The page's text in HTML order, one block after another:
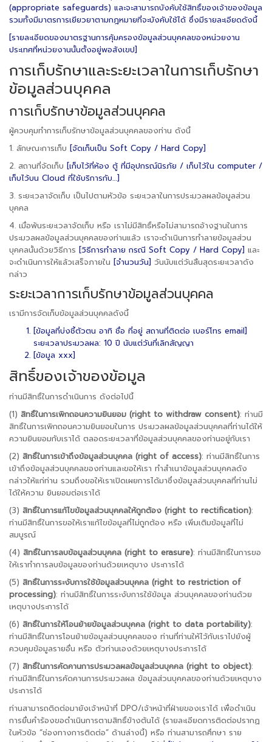
(appropriate safeguards) และจะสามารถบังคับใช้สิทธิ์ของเจ้าของข้อมูล
รวมทั้งมีมาตรการเยียวยาตามกฎหมายที่จะบังคับใช้ได้ ซึ่งมีรายละเอียดดังนี้
[รายละเอียดของมาตรฐานการคุ้มครองข้อมูลส่วนบุคคลของหน่วยงาน
ประเทศที่หน่วยงานนั้นตั้งอยู่พอสังเขป]
การเก็บรักษาและระยะเวลาในการเก็บรักษา
ข้อมูลส่วนบุคคล
การเก็บรักษาข้อมูลส่วนบุคคล
ผู้ควบคุมทำการเก็บรักษาข้อมูลส่วนบุคคลของท่าน ดังนี้
1. ลักษณะการเก็บ [จัดเก็บเป็น Soft Copy / Hard Copy]
2. สถานที่จัดเก็บ [เก็บไว้ที่ห้อง ตู้ ที่มีอุปกรณ์นิรภัย / เก็บไว้ใน computer /
เก็บไว้บน Cloud ที่ใช้บริการกับ…]
3. ระยะเวลาจัดเก็บ เป็นไปตามหัวข้อ ระยะเวลาในการประมวลผลข้อมูลส่วน
บุคคล
4. เมื่อพ้นระยะเวลาจัดเก็บ หรือ เราไม่มีสิทธิ์หรือไม่สามารถอ้างฐานในการ
ประมวลผลข้อมูลส่วนบุคคลของท่านแล้ว เราจะดำเนินการทำลายข้อมูลส่วน
บุคคลนั้นด้วยวิธีการ [วิธีการทำลาย กรณี Soft Copy / Hard Copy] และ
จะดำเนินการให้แล้วเสร็จภายใน [จำนวนวัน] วันนับแต่วันสิ้นสุดระยะเวลาดัง
กล่าว
ระยะเวลาการเก็บรักษาข้อมูลส่วนบุคคล
เรามีการจัดเก็บข้อมูลส่วนบุคคลดังนี้
[ข้อมูลที่บ่งชี้ตัวตน อาทิ ชื่อ ที่อยู่ สถานที่ติดต่อ เบอร์โทร email]
ระยะเวลาประมวลผล: 10 ปี นับแต่วันที่เลิกสัญญา
[ข้อมูล xxx]
สิทธิ์ของเจ้าของข้อมูล
ท่านมีสิทธิ์ในการดำเนินการ ดังต่อไปนี้
(1) สิทธิ์ในการเพิกถอนความยินยอม (right to withdraw consent): ท่านมี
สิทธิ์ในการเพิกถอนความยินยอมในการ ประมวลผลข้อมูลส่วนบุคคลที่ท่านได้ให้
ความยินยอมกับเราได้ ตลอดระยะเวลาที่ข้อมูลส่วนบุคคลของท่านอยู่กับเรา
(2) สิทธิ์ในการเข้าถึงข้อมูลส่วนบุคคล (right of access): ท่านมีสิทธิ์ในการ
เข้าถึงข้อมูลส่วนบุคคลของท่านและขอให้เรา ทำสำเนาข้อมูลส่วนบุคคลดัง
กล่าวให้แก่ท่าน รวมถึงขอให้เราเปิดเผยการได้มาซึ่งข้อมูลส่วนบุคคลที่ท่านไม่
ได้ให้ความ ยินยอมต่อเราได้
(3) สิทธิ์ในการแก้ไขข้อมูลส่วนบุคคลให้ถูกต้อง (right to rectification):
ท่านมีสิทธิ์ในการขอให้เราแก้ไขข้อมูลที่ไม่ถูกต้อง หรือ เพิ่มเติมข้อมูลที่ไม่
สมบูรณ์
(4) สิทธิ์ในการลบข้อมูลส่วนบุคคล (right to erasure): ท่านมีสิทธิ์ในการขอ
ให้เราทำการลบข้อมูลของท่านด้วยเหตุบาง ประการได้
(5) สิทธิ์ในการระงับการใช้ข้อมูลส่วนบุคคล (right to restriction of
processing): ท่านมีสิทธิ์ในการระงับการใช้ข้อมูล ส่วนบุคคลของท่านด้วย
เหตุบางประการได้
(6) สิทธิ์ในการให้โอนย้ายข้อมูลส่วนบุคคล (right to data portability):
ท่านมีสิทธิ์ในการโอนย้ายข้อมูลส่วนบุคคลของ ท่านที่ท่านให้ไว้กับเราไปยังผู้
ควบคุมข้อมูลรายอื่น หรือ ตัวท่านเองด้วยเหตุบางประการได้
(7) สิทธิ์ในการคัดคานการประมวลผลข้อมูลส่วนบุคคล (right to object):
ท่านมีสิทธิ์ในการคัดคานการประมวลผล ข้อมูลส่วนบุคคลของท่านด้วยเหตุบาง
ประการได้
ท่านสามารถติดต่อมายังเจ้าหน้าที่ DPO/เจ้าหน้าที่ฝ่ายของเราได้ เพื่อดำเนิน
การยื่นคำร้องขอดำเนินการตามสิทธิ์ข้างต้นได้ (รายละเอียดการติดต่อปรากฏ
ในหัวข้อ “ช่องทางการติดต่อ” ด้านล่างนี้) หรือ ท่านสามารถศึกษา ราย